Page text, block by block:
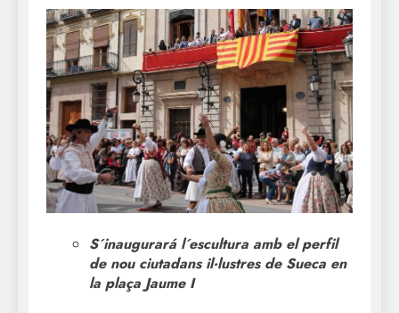
S´inaugurará l´escultura amb el perfil
de nou ciutadans il·lustres de Sueca en
la plaça Jaume I